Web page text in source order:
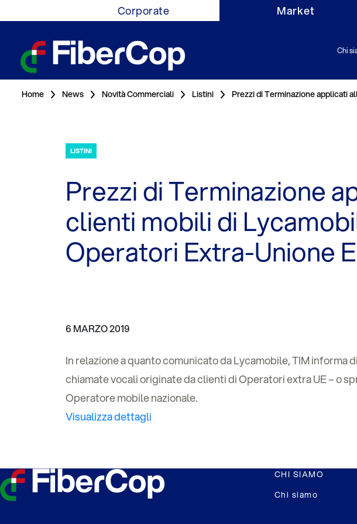
Corporate Market
Chi
Home News Novità Commerciali Listini Prezzi di Terminazione applicati
LISTINI
Prezzi di Terminazione
clienti mobili di
Operatori Extra-Unione
6 MARZO 2019
In relazione a quanto comunicato da Lycamobile, TIM
chiamate vocali originate da clienti di Operatori extra UE – o
Operatore mobile nazionale.
Visualizza dettagli
CHI SIAMO
Chi siamo